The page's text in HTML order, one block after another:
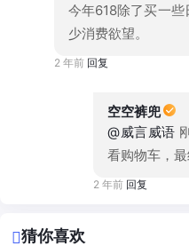
今年618除了买一
少消费欲望。
2 年前 回复
空空裤兜
@威言威语
看购物车，最
2 年前 回复
猜你喜欢